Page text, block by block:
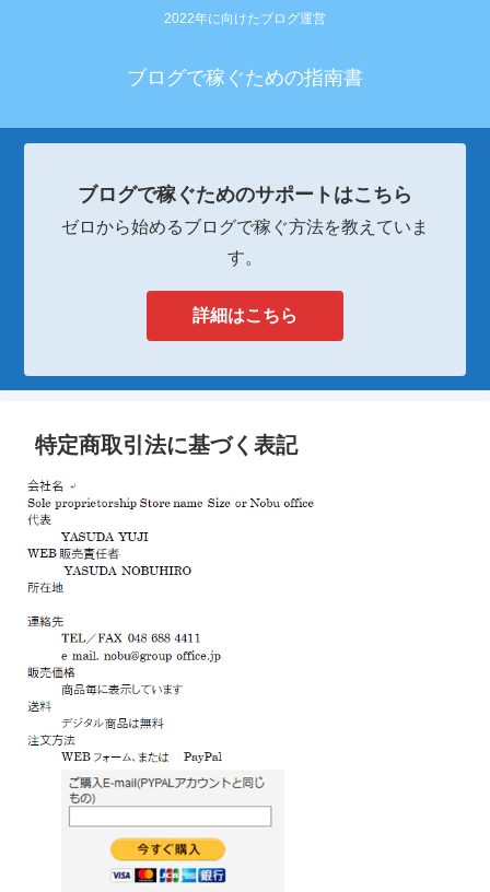
2022年に向けたブログ運営
ブログで稼ぐための指南書
ブログで稼ぐためのサポートはこちら
ゼロから始めるブログで稼ぐ方法を教えていま
す。
詳細はこちら
特定商取引法に基づく表記